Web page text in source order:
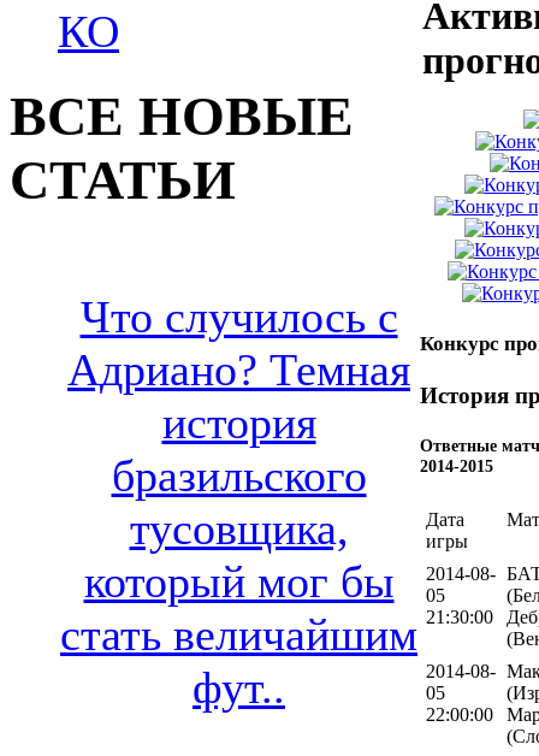
КО
ВСЕ НОВЫЕ
СТАТЬИ
Что случилось с
Адриано? Темная
история
бразильского
тусовщика,
который мог бы
стать величайшим
фут..
Конкурс
История
Ответные
2014-2015
Дата
игры
2014-08-
05
21:30:00
2014-08-
05
22:00:00